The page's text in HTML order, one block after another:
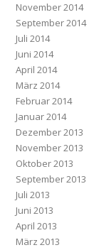
November 2014
September 2014
Juli 2014
Juni 2014
April 2014
März 2014
Februar 2014
Januar 2014
Dezember 2013
November 2013
Oktober 2013
September 2013
Juli 2013
Juni 2013
April 2013
März 2013